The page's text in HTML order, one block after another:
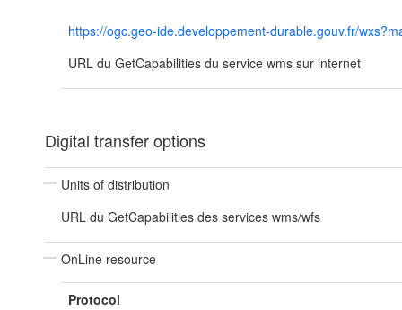
https://ogc.geo-ide.developpement-durable.gouv.fr/
URL du GetCapabilities du service wms sur internet
Digital transfer options
Units of distribution
URL du GetCapabilities des services wms/wfs
OnLine resource
Protocol